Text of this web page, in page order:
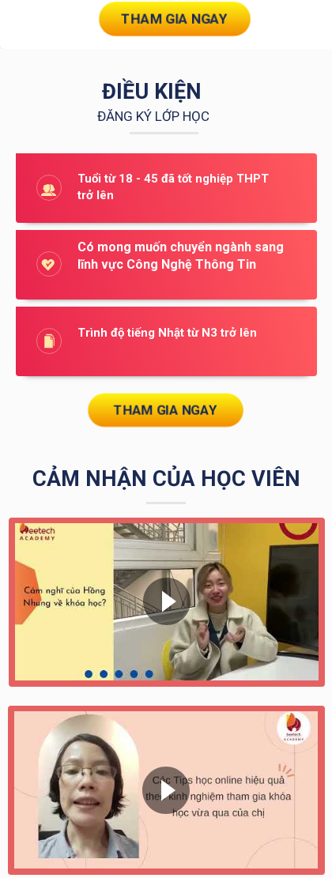
THAM GIA NGAY
THAM GIA NGAY
Tuổi từ 18 - 45 đã tốt nghiệp THPT
trở lên
Có mong muốn chuyển ngành sang
lĩnh vực Công Nghệ Thông Tin
Trình độ tiếng Nhật từ N3 trở lên
ĐIỀU KIỆN
ĐĂNG KÝ LỚP HỌC
CẢM NHẬN CỦA HỌC VIÊN